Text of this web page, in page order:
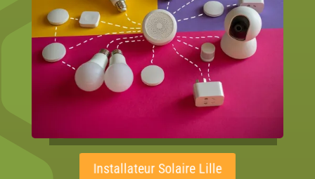
Installateur Solaire Lille